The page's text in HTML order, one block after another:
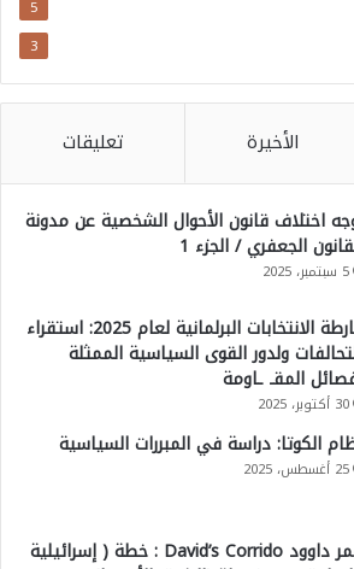
5
3
الأخيرة تعليقات
اختلاف قانون الأحوال الشخصية عن مدونة
الجعفري / الجزء 1
5 سبتمبر، 2025
خارطة الانتخابات البرلمانية لعام 2025: استقراء
ولدور القوى السياسية الممثلة
المقـ ـاومة
30 أكتوبر، 2025
الكوتا: دراسة في المبررات السياسية
25 أغسطس، 2025
ممر داوود David’s Corrido : خطة ( إسرائيلية